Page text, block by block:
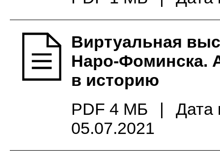
Виртуальная
Наро-Фоминска.
в историю
PDF 4 МБ
|
Дата
05.07.2021